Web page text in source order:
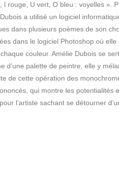
I rouge, U vert, O bleu : voyelles ».
a utilisé un logiciel
dans plusieurs poèmes de son
dans le logiciel Photoshop où elle
couleur. Amélie Dubois se
d’une palette de peintre, elle y
de cette opération des
qui montre les potentialités
l’artiste sachant se détourner